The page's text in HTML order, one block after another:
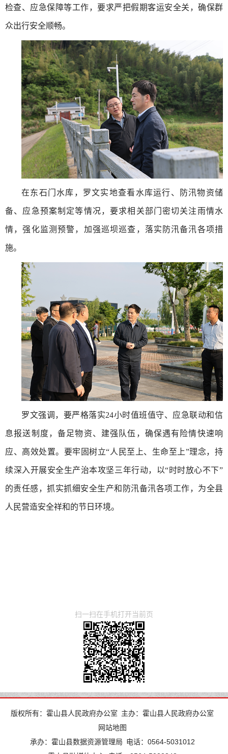
检查、应急保障等工作，要求严把假期客运安全关，确保群
众出行安全顺畅。
在东石门水库，罗文实地查看水库运行、防汛物资储
备、应急预案制定等情况，要求相关部门密切关注雨情水
情，强化监测预警，加强巡坝巡查，落实防汛备汛各项措
施。
罗文强调，要严格落实24小时值班值守、应急联动和信
息报送制度，备足物资、建强队伍，确保遇有险情快速响
应、高效处置。要牢固树立“人民至上、生命至上”理念，持
续深入开展安全生产治本攻坚三年行动，以“时时放心不下”
的责任感，抓实抓细安全生产和防汛备汛各项工作，为全县
人民营造安全祥和的节日环境。
扫一扫在手机打开当前页
版权所有：霍山县人民政府办公室 主办：霍山县人民政府办公室
网站地图
承办：霍山县数据资源管理局 电话：0564-5031012